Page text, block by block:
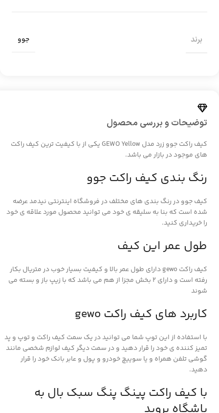
توضیحات و بررسی محصول
کیف راکت جوو زرد مدل GEWO Yellow یکی از با کیفیت ترین کیف راکت
های موجود در بازار می باشد.
رنگ بندی کیف راکت جوو
کیف جوو در رنگ بندی های مختلف در فروشگاه اینترنتی نیدمد عرضه
شده است که بنا به سلیقه ی خود می توانید محصول مورد علاقه ی خود
را خریداری کنید.
طول عمر این کیف
کیف راکت gewo دارای طول عمر بالا و کیفیت بسیار خوب در متریال بکار
رفته است و دارای 2 بخش مجزا از هم می باشد که با زیپ باز و بسته می
شوند
کاربرد های کیف راکت gewo
با استفاده از این توپ شما می توانید در یک سمت کیف راکت و توپ و پد
تمیز کننده ی خود را قرار دهید و در سمت دیگر کیف لوازم شخصی مانند
گوشی تلفن همراه و یا سوییچ خودرو و پول و عابر بانک خود را قرار
دهید.
با کیف راکت پینگ پنگ سبک بال به
برند جوو